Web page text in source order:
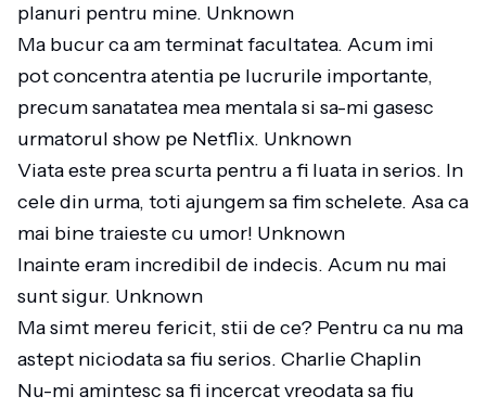
planuri pentru mine. Unknown
Ma bucur ca am terminat facultatea. Acum imi
pot concentra atentia pe lucrurile importante,
precum sanatatea mea mentala si sa-mi gasesc
urmatorul show pe Netflix. Unknown
Viata este prea scurta pentru a fi luata in serios. In
cele din urma, toti ajungem sa fim schelete. Asa ca
mai bine traieste cu umor! Unknown
Inainte eram incredibil de indecis. Acum nu mai
sunt sigur. Unknown
Ma simt mereu fericit, stii de ce? Pentru ca nu ma
astept niciodata sa fiu serios. Charlie Chaplin
Nu-mi amintesc sa fi incercat vreodata sa fiu